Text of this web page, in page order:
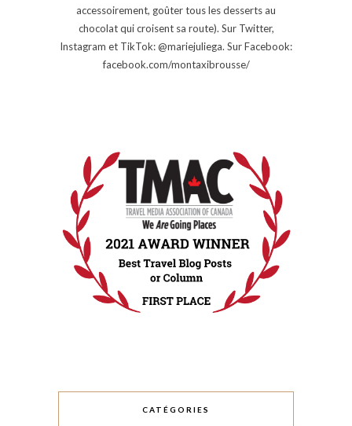
accessoirement, goûter tous les desserts au
chocolat qui croisent sa route). Sur Twitter,
Instagram et TikTok: @mariejuliega. Sur Facebook:
facebook.com/montaxibrousse/
CATÉGORIES